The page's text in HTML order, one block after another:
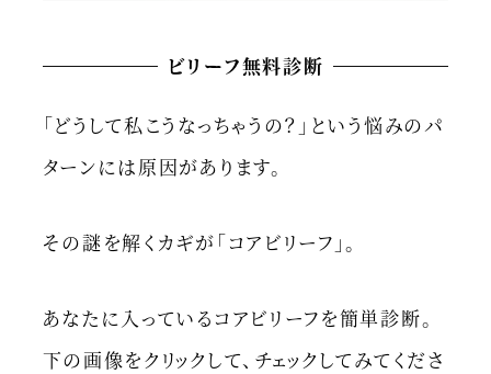
ビリーフ無料診断
「どうして私こうなっちゃうの？」という悩みのパ
ターンには原因があります。
その謎を解くカギが「コアビリーフ」。
あなたに入っているコアビリーフを簡単診断。
下の画像をクリックして、チェックしてみてくださ